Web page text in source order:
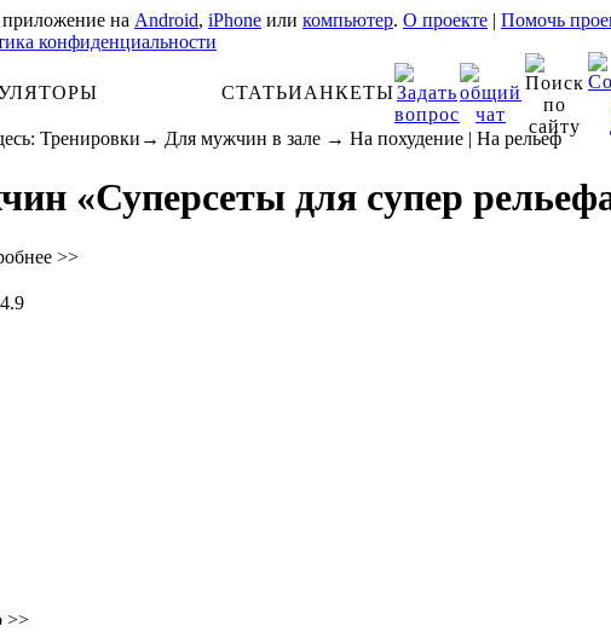
на Android, iPhone или компьютер. О проекте | Помочь
конфиденциальности
СТАТЬИАНКЕТЫ
Тренировки → Для мужчин в зале → На похудение | На рельеф
«Суперсеты для супер
>>
4.9
>>